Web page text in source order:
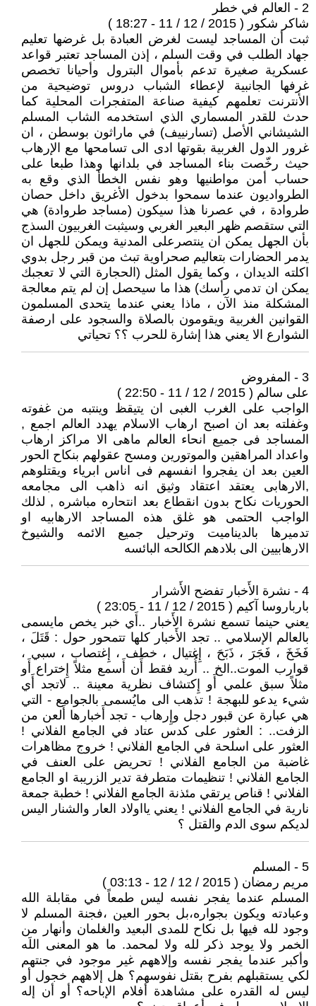
2 - العالم في خطر
شاكر شكور ( 2015 / 12 / 11 - 18:27 )
ثبت أن المساجد ليست لغرض العبادة بل غرضها تعليم
جهاد الطلب في وقت السلم ، إذن المساجد تعتبر قواعد
عسكرية صغيرة تدعم بأموال البترول وأحيانا تخصص
غرفها الجانبية لإعطاء الشباب دروس توضيحية من
الأنترنت تعلمهم كيفية صناعة المتفجرات المحلية كما
حدث للقدر المسماري الذي استخدمه الشاب المسلم
الشيشاني الأصل (تسارنييف) في ماراثون بوسطن ، ان
غرور الدول الغربية بقوتها ادى الى تسامحها مع الإرهاب
حيث رخّصت بناء المساجد في بلدانها وهذا طبعا على
حساب أمن مواطنيها وهو نفس الخطأ الذي وقع به
الطرواديون عندما سمحوا بدخول الأغريق داخل حصان
طروادة ، في عصرنا هذا سيكون (مساجد طروادة) هي
التي ستقصم ظهر البعير الغربي وسيثبت الغربيون السذج
بأن الجهل يمكن ان ينتصرعلى المدنية ويمكن للجهل ان
يدمر الحضارات بتعاليم صحراوية تبث من قبر رجل بدوي
اكلته الديدان ، وكما يقول المثل (الحجارة التي لا تعجبك
يمكن ان تدمي رأسك) هذا ما سيحصل إن لم يتم معالجة
المشكلة منذ الآن ، ماذا يعني عندما يتحدى المسلمون
القوانين الغربية ويقومون بالصلاة والسجود على ارصفة
الشوارع الا يعني هذا إشارة للحرب ؟؟ تحياتي
3 - المفروض
على سالم ( 2015 / 12 / 11 - 22:50 )
الواجب على الغرب الغبى ان يتيقظ وينتبه من غفوته
وغفلته بعد ان اصبح ارهاب الاسلام يهدد العالم اجمع ,
المساجد فى جميع انحاء العالم ماهى الا مراكز ارهاب
واعداد المراهقين والموتورين ومسح عقولهم بنكاح الحور
العين بعد ان يفجروا انفسهم فى اناس ابرياء ويقتلوهم
,الارهابى يعتقد اعتقاد وثيق انه ذاهب الى مجامعه
الحوريات نكاح بدون انقطاع بعد انتحاره مباشره , لذلك
الواجب الحتمى هو غلق هذه المساجد الارهابيه او
تدميرها بالديناميت وترحيل جميع الائمه والشيوخ
الارهابيين الى بلادهم الكالحه البائسه
4 - نشرة الأَخبار تفضح الأَشرار
بارباروسا آكيم ( 2015 / 12 / 11 - 23:05 )
يعني حينما تسمع نشرة الأَخبار ..أَي خبر يخص مايسمى
بالعالم الإسلامي .. تجد الأَخبار كلها تتمحور حول : قَتَلَ ،
فَخَخَ ، فَجَرَ ، ذَبَحَ ، إِغتيال ، خطف ، إِغتصاب ، سبي ،
قوارب الموت..الخ .. أُريد فقط أَن أَسمع مثلاً إِختراع أَو
مثلاً سبق علمي أَو إِكتشاف نظرية معينة .. لاتجد أَي
شيء يدعو للبهجة ! تذهب الى مايُسمى بالجوامع - التي
هي عبارة عن قبور دجل وإِرهاب - تجد أَخبارها أَلعن من
الزفت.. : العثور على كدس عتاد في الجامع الفلاني !
العثور على اسلحة في الجامع الفلاني ! خروج مظاهرات
غاضبة من الجامع الفلاني ! تحريض على العنف في
الجامع الفلاني ! تنظيمات متطرفة تدير الزريبة او الجامع
الفلاني ! قناص يرتقي مئذنة الجامع الفلاني ! خطبة جمعة
نارية في الجامع الفلاني ! يعني يااولاد العار والشنار اليس
لديكم سوى الدم والقتل ؟
5 - المسلم
مريم رمضان ( 2015 / 12 / 12 - 03:13 )
المسلم عندما يفجر نفسه ليس طمعاً في مقابلة الله
وعبادته ويكون بجواره،بل بحور العين ،فجنة المسلم لا
وجود لله فيها بل نكاح للمدى البعيد والغلمان وأنهار من
الخمر ولا يوجد ذكر لله ولا لمحمد. ما هو المعنى اللَه
وأكبر عندما يفجر نفسه وإلاههم غير موجود في جنتهم
لكي يستقبلهم بفرح بقتل نفوسهم؟ هل إلاههم خجول أو
ليس له القدره على مشاهدة أفلام الإباحه؟ أو أن إله